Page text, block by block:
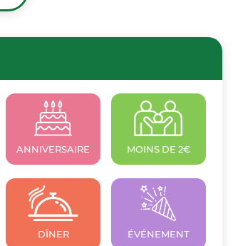
ANNIVERSAIRE MOINS DE 2€
DÎNER ÉVÉNEMENT